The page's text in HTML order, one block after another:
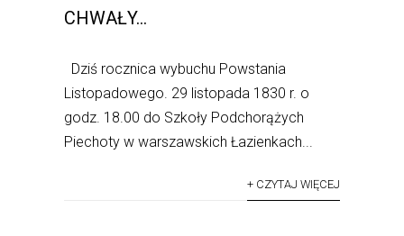
CHWAŁY…
Dziś rocznica wybuchu Powstania
Listopadowego. 29 listopada 1830 r. o
godz. 18.00 do Szkoły Podchorążych
Piechoty w warszawskich Łazienkach...
+ CZYTAJ WIĘCEJ